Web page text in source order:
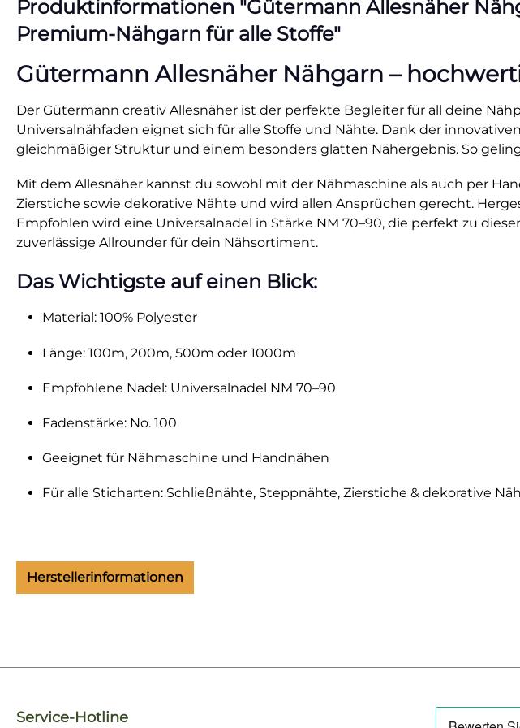
Produktinformationen "Gütermann Allesnäher
Premium-Nähgarn für alle Stoffe"
Gütermann Allesnäher Nähgarn –
Der Gütermann creativ Allesnäher ist der perfekte Begleiter für all deine
Universalnähfaden eignet sich für alle Stoffe und Nähte. Dank der
gleichmäßiger Struktur und einem besonders glatten Nähergebnis. So
Mit dem Allesnäher kannst du sowohl mit der Nähmaschine als auch per
Zierstiche sowie dekorative Nähte und wird allen Ansprüchen gerecht.
Empfohlen wird eine Universalnadel in Stärke NM 70–90, die perfekt zu
zuverlässige Allrounder für dein Nähsortiment.
Das Wichtigste auf einen Blick:
Material: 100% Polyester
Länge: 100m, 200m, 500m oder 1000m
Empfohlene Nadel: Universalnadel NM 70–90
Fadenstärke: No. 100
Geeignet für Nähmaschine und Handnähen
Für alle Sticharten: Schließnähte, Steppnähte, Zierstiche & dekorative
Herstellerinformationen
Service-Hotline